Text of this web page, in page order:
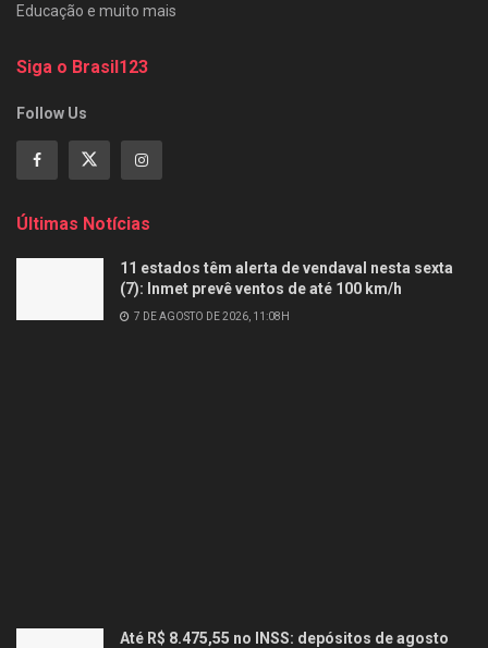
Educação e muito mais
Siga o Brasil123
Follow Us
Últimas Notícias
11 estados têm alerta de vendaval nesta sexta
(7): Inmet prevê ventos de até 100 km/h
7 DE AGOSTO DE 2026, 11:08H
Até R$ 8.475,55 no INSS: depósitos de agosto